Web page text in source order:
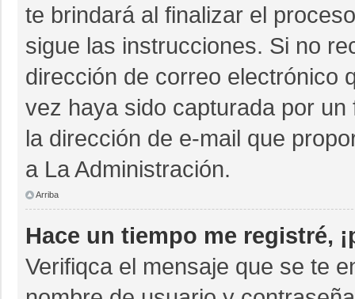
te brindará al finalizar el
sigue las instrucciones. Si no
dirección de correo electrónico
vez haya sido capturada por
la dirección de e-mail que
a La Administración.
Arriba
Hace un tiempo me registré,
Verifiqca el mensaje que se te